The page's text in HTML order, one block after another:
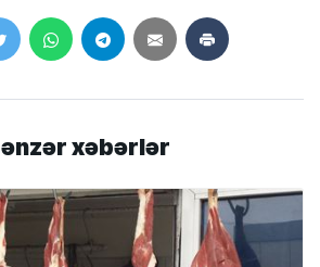
Bənzər xəbərlər